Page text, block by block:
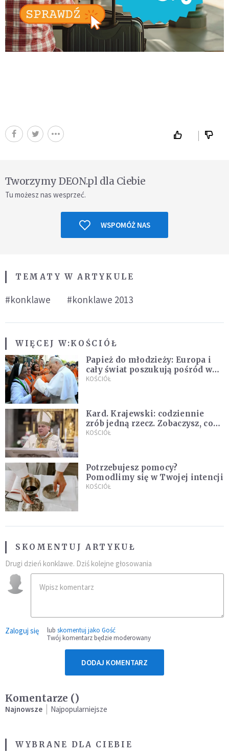
Tworzymy DEON.pl dla Ciebie
Tu możesz nas wesprzeć.
WSPOMÓŻ NAS
TEMATY W ARTYKULE
#konklawe #konklawe 2013
WIĘCEJ W:KOŚCIÓŁ
Papież do młodzieży: Europa i
cały świat poszukują pośród was
nowych świętych
KOŚCIÓŁ
Kard. Krajewski: codziennie
zrób jedną rzecz. Zobaczysz, co
stanie się z twoim życiem
KOŚCIÓŁ
Potrzebujesz pomocy?
Pomodlimy się w Twojej intencji
KOŚCIÓŁ
SKOMENTUJ ARTYKUŁ
Drugi dzień konklawe. Dziś kolejne głosowania
Zaloguj się lub skomentuj jako Gość
Twój komentarz będzie moderowany
DODAJ KOMENTARZ
Komentarze ()
Najnowsze Najpopularniejsze
WYBRANE DLA CIEBIE